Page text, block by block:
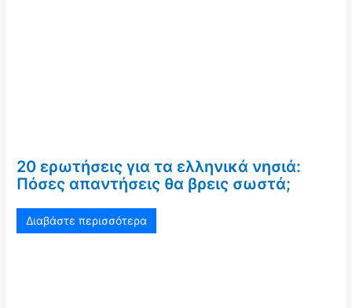
20 ερωτήσεις για τα ελληνικά νησιά:
Πόσες απαντήσεις θα βρεις σωστά;
Διαβάστε περισσότερα